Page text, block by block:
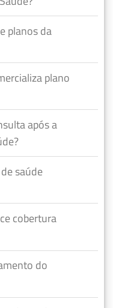
planos da
plano
após a
saúde
cobertura
do